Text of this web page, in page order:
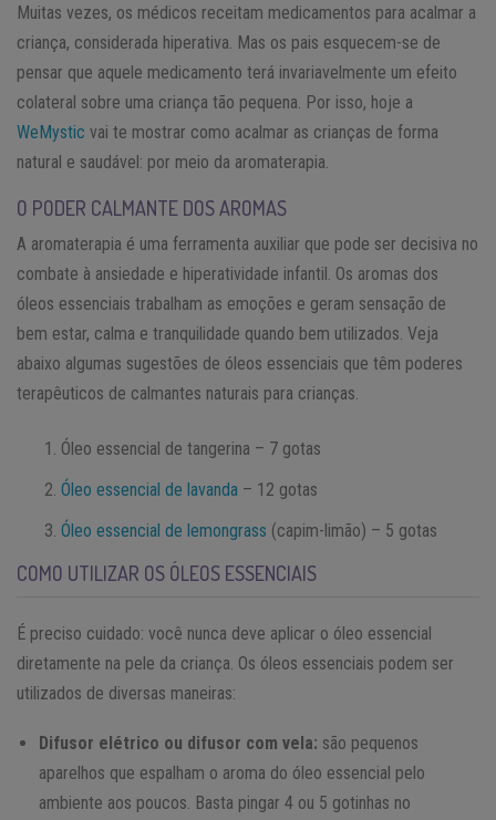
Muitas vezes, os médicos receitam medicamentos para acalmar a
criança, considerada hiperativa. Mas os pais esquecem-se de
pensar que aquele medicamento terá invariavelmente um efeito
colateral sobre uma criança tão pequena. Por isso, hoje a
WeMystic vai te mostrar como acalmar as crianças de forma
natural e saudável: por meio da aromaterapia.
O PODER CALMANTE DOS AROMAS
A aromaterapia é uma ferramenta auxiliar que pode ser decisiva no
combate à ansiedade e hiperatividade infantil. Os aromas dos
óleos essenciais trabalham as emoções e geram sensação de
bem estar, calma e tranquilidade quando bem utilizados. Veja
abaixo algumas sugestões de óleos essenciais que têm poderes
terapêuticos de calmantes naturais para crianças.
Óleo essencial de tangerina – 7 gotas
Óleo essencial de lavanda – 12 gotas
Óleo essencial de lemongrass (capim-limão) – 5 gotas
COMO UTILIZAR OS ÓLEOS ESSENCIAIS
É preciso cuidado: você nunca deve aplicar o óleo essencial
diretamente na pele da criança. Os óleos essenciais podem ser
utilizados de diversas maneiras:
Difusor elétrico ou difusor com vela: são pequenos
aparelhos que espalham o aroma do óleo essencial pelo
ambiente aos poucos. Basta pingar 4 ou 5 gotinhas no